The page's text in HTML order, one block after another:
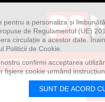
MAGAZIN
pentru a personaliza și
de Regulamentul (UE)
circulație a acestor date.
Politicii de Cookie.
confirmi acceptarea
cookie urmând
SUNT DE ACORD